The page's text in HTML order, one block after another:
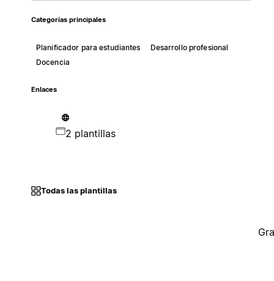
Categorías principales
Planificador para estudiantes
Desarrollo profesional
Docencia
Enlaces
2 plantillas
Todas las plantillas